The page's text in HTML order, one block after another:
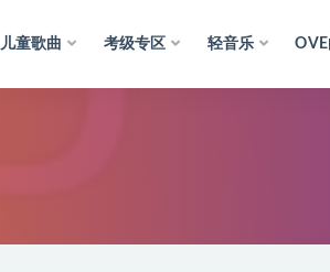
儿童歌曲 考级专区 轻音乐